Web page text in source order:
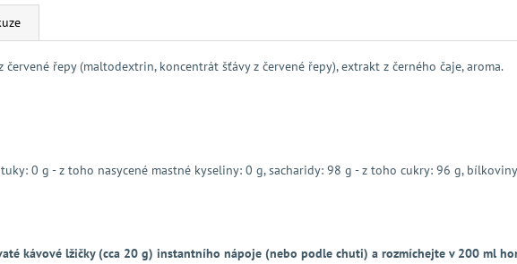
červené řepy (maltodextrin, koncentrát šťávy z červené řepy), extrakt z černého čaje, aroma.
0 g - z toho nasycené mastné kyseliny: 0 g, sacharidy: 98 g - z toho cukry: 96 g,
kávové lžičky (cca 20 g) instantního nápoje (nebo podle chuti) a rozmíchejte v 200 ml